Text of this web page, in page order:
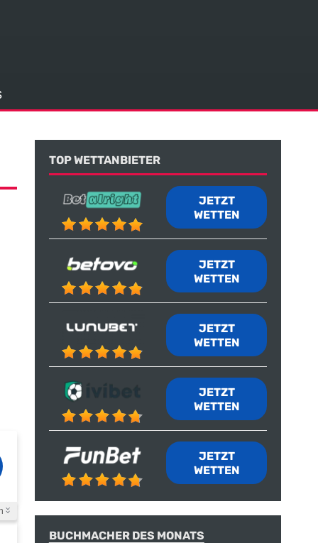
TOP WETTANBIETER
JETZT
WETTEN
JETZT
WETTEN
JETZT
WETTEN
JETZT
WETTEN
JETZT
WETTEN
BUCHMACHER DES MONATS